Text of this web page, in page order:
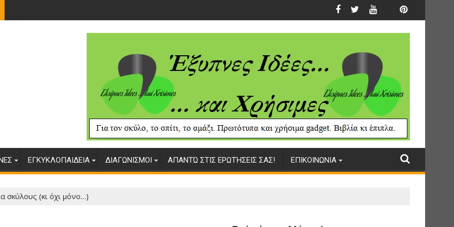
ΕΓΚΥΚΛΟΠΑΙΔΕΙΑ ΔΙΑΓΩΝΙΣΜΟΙ ΑΠΑΝΤΏ ΣΤΙΣ ΕΡΩΤΉΣΕΙΣ ΣΑΣ! ΕΠΙΚΟΙΝΩΝΙΑ
σκύλους (κι όχι μόνο…)